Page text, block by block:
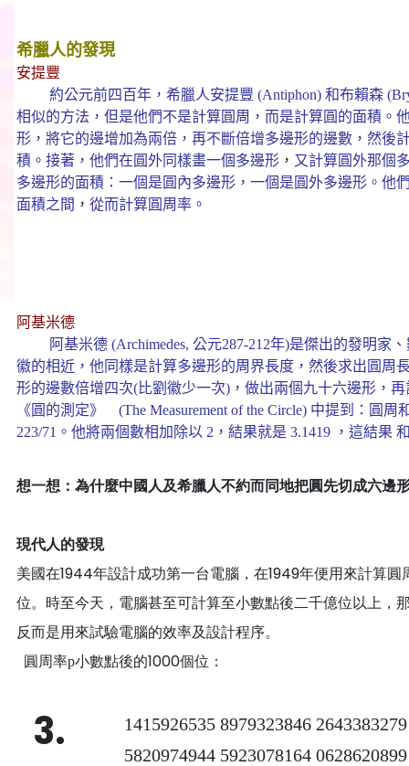
希臘人的發現
安提豐
約公元前四百年，希臘人安提豐 (Antiphon) 和布賴森
相似的方法，但是他們不是計算圓周 ，而是計算圓的面積。
形，將它的邊增加為兩倍，再不斷倍增多邊形的邊數，然後
積。接著，他們在圓外同樣畫一個多邊形 ， 又計算圓外那個
多邊形的面積：一個是圓內多邊形，一個是圓外多邊形。他
面積之間 ， 從而計算圓周率 。
阿基米德
阿基米德 (Archimedes, 公元287-212年)是傑出的發明家
徽的相近，他同樣是計算多邊形的周界長度，然後求出圓周
形的邊數倍增四次(比劉徽少一次)，做出兩個九十六邊形，
《圓的測定》 (The Measurement of the Circle) 中提到：圓周
223/71。他將兩個數相加除以 2，結果就是 3.1419 ，這結果
想一想：為什麼中國人及希臘人不約而同地把圓先切成六邊
現代人的發現
美國在1944年設計成功第一台電腦，在1949年便用來計算圓
位。時至今天，電腦甚至可計算至小數點後二千億位以上，
反而是用來試驗電腦的效率及設計程序。
圓周率p小數點後的1000個位：
3.
1415926535 8979323846
5820974944 5923078164